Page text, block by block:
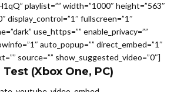
playlist=”” width=”1000″ height=”563″
display_control=”1″ fullscreen=”1″
use_https=”” enable_privacy=””
auto_popup=”” direct_embed=”1″
source=”” show_suggested_video=”0″]
Test (Xbox One, PC)